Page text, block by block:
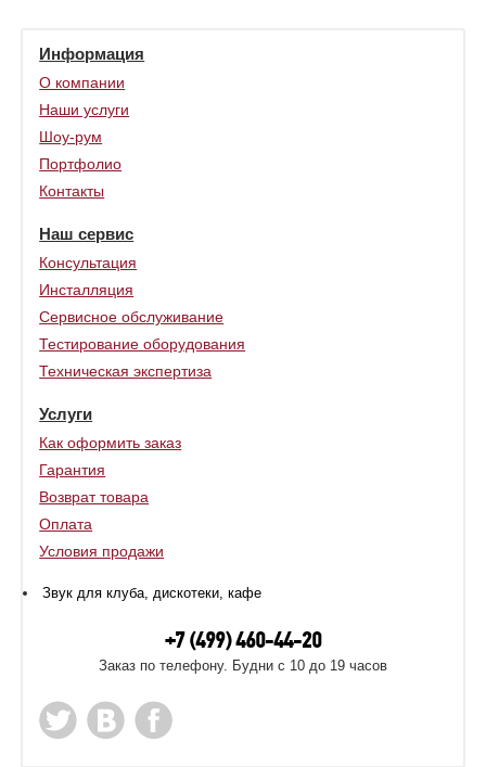
Информация
О компании
Наши услуги
Шоу-рум
Портфолио
Контакты
Наш сервис
Консультация
Инсталляция
Сервисное обслуживание
Тестирование оборудования
Техническая экспертиза
Услуги
Как оформить заказ
Гарантия
Возврат товара
Оплата
Условия продажи
Звук для клуба, дискотеки, кафе
+7 (499) 460-44-20
Заказ по телефону. Будни с 10 до 19 часов